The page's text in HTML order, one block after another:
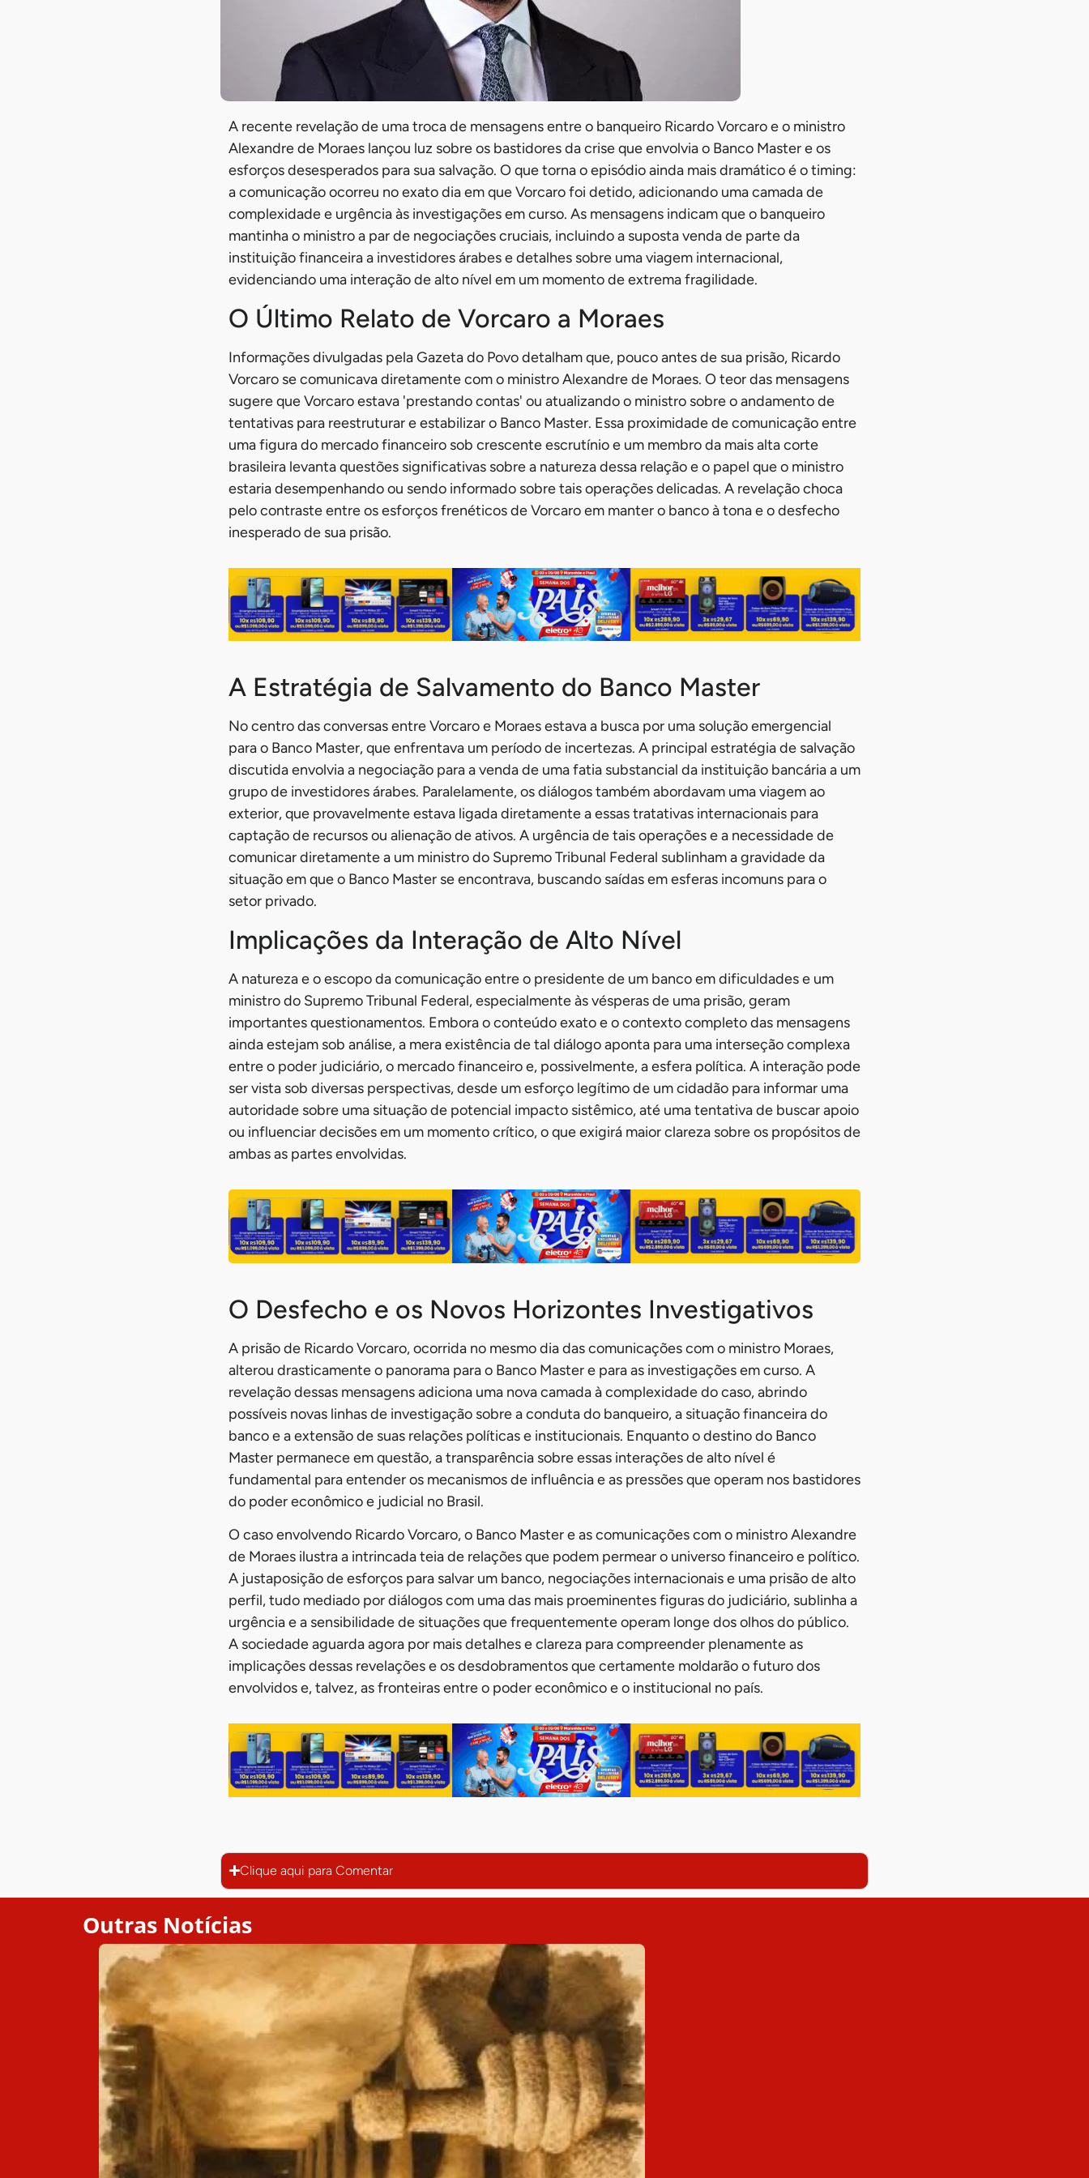
A recente revelação de uma troca de mensagens entre o banqueiro Ricardo Vorcaro e o ministro
Alexandre de Moraes lançou luz sobre os bastidores da crise que envolvia o Banco Master e os
esforços desesperados para sua salvação. O que torna o episódio ainda mais dramático é o timing:
a comunicação ocorreu no exato dia em que Vorcaro foi detido, adicionando uma camada de
complexidade e urgência às investigações em curso. As mensagens indicam que o banqueiro
mantinha o ministro a par de negociações cruciais, incluindo a suposta venda de parte da
instituição financeira a investidores árabes e detalhes sobre uma viagem internacional,
evidenciando uma interação de alto nível em um momento de extrema fragilidade.
O Último Relato de Vorcaro a Moraes
Informações divulgadas pela Gazeta do Povo detalham que, pouco antes de sua prisão, Ricardo
Vorcaro se comunicava diretamente com o ministro Alexandre de Moraes. O teor das mensagens
sugere que Vorcaro estava 'prestando contas' ou atualizando o ministro sobre o andamento de
tentativas para reestruturar e estabilizar o Banco Master. Essa proximidade de comunicação entre
uma figura do mercado financeiro sob crescente escrutínio e um membro da mais alta corte
brasileira levanta questões significativas sobre a natureza dessa relação e o papel que o ministro
estaria desempenhando ou sendo informado sobre tais operações delicadas. A revelação choca
pelo contraste entre os esforços frenéticos de Vorcaro em manter o banco à tona e o desfecho
inesperado de sua prisão.
A Estratégia de Salvamento do Banco Master
No centro das conversas entre Vorcaro e Moraes estava a busca por uma solução emergencial
para o Banco Master, que enfrentava um período de incertezas. A principal estratégia de salvação
discutida envolvia a negociação para a venda de uma fatia substancial da instituição bancária a um
grupo de investidores árabes. Paralelamente, os diálogos também abordavam uma viagem ao
exterior, que provavelmente estava ligada diretamente a essas tratativas internacionais para
captação de recursos ou alienação de ativos. A urgência de tais operações e a necessidade de
comunicar diretamente a um ministro do Supremo Tribunal Federal sublinham a gravidade da
situação em que o Banco Master se encontrava, buscando saídas em esferas incomuns para o
setor privado.
Implicações da Interação de Alto Nível
A natureza e o escopo da comunicação entre o presidente de um banco em dificuldades e um
ministro do Supremo Tribunal Federal, especialmente às vésperas de uma prisão, geram
importantes questionamentos. Embora o conteúdo exato e o contexto completo das mensagens
ainda estejam sob análise, a mera existência de tal diálogo aponta para uma interseção complexa
entre o poder judiciário, o mercado financeiro e, possivelmente, a esfera política. A interação pode
ser vista sob diversas perspectivas, desde um esforço legítimo de um cidadão para informar uma
autoridade sobre uma situação de potencial impacto sistêmico, até uma tentativa de buscar apoio
ou influenciar decisões em um momento crítico, o que exigirá maior clareza sobre os propósitos de
ambas as partes envolvidas.
O Desfecho e os Novos Horizontes Investigativos
A prisão de Ricardo Vorcaro, ocorrida no mesmo dia das comunicações com o ministro Moraes,
alterou drasticamente o panorama para o Banco Master e para as investigações em curso. A
revelação dessas mensagens adiciona uma nova camada à complexidade do caso, abrindo
possíveis novas linhas de investigação sobre a conduta do banqueiro, a situação financeira do
banco e a extensão de suas relações políticas e institucionais. Enquanto o destino do Banco
Master permanece em questão, a transparência sobre essas interações de alto nível é
fundamental para entender os mecanismos de influência e as pressões que operam nos bastidores
do poder econômico e judicial no Brasil.
O caso envolvendo Ricardo Vorcaro, o Banco Master e as comunicações com o ministro Alexandre
de Moraes ilustra a intrincada teia de relações que podem permear o universo financeiro e político.
A justaposição de esforços para salvar um banco, negociações internacionais e uma prisão de alto
perfil, tudo mediado por diálogos com uma das mais proeminentes figuras do judiciário, sublinha a
urgência e a sensibilidade de situações que frequentemente operam longe dos olhos do público.
A sociedade aguarda agora por mais detalhes e clareza para compreender plenamente as
implicações dessas revelações e os desdobramentos que certamente moldarão o futuro dos
envolvidos e, talvez, as fronteiras entre o poder econômico e o institucional no país.
Clique aqui para Comentar
Outras Notícias